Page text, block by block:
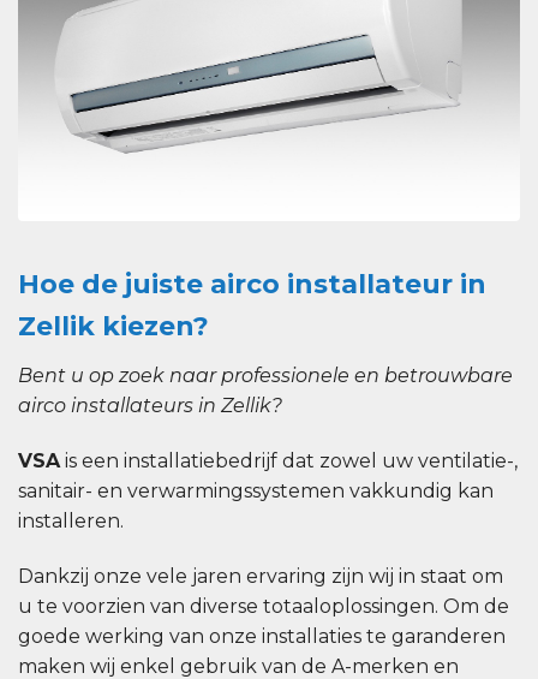
Hoe de juiste airco installateur in
Zellik kiezen?
Bent u op zoek naar professionele en betrouwbare
airco installateurs in Zellik?
VSAis een installatiebedrijf dat zowel uw ventilatie-,
sanitair- en verwarmingssystemen vakkundig kan
installeren.
Dankzij onze vele jaren ervaring zijn wij in staat om
u te voorzien van diverse totaaloplossingen. Om de
goede werking van onze installaties te garanderen
maken wij enkel gebruik van de A-merken en